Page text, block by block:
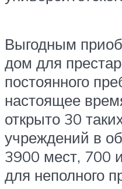
Выгодным
дом для
постоянного
настоящее
открыто 30
учреждений в
3900 мест, 700
для неполного